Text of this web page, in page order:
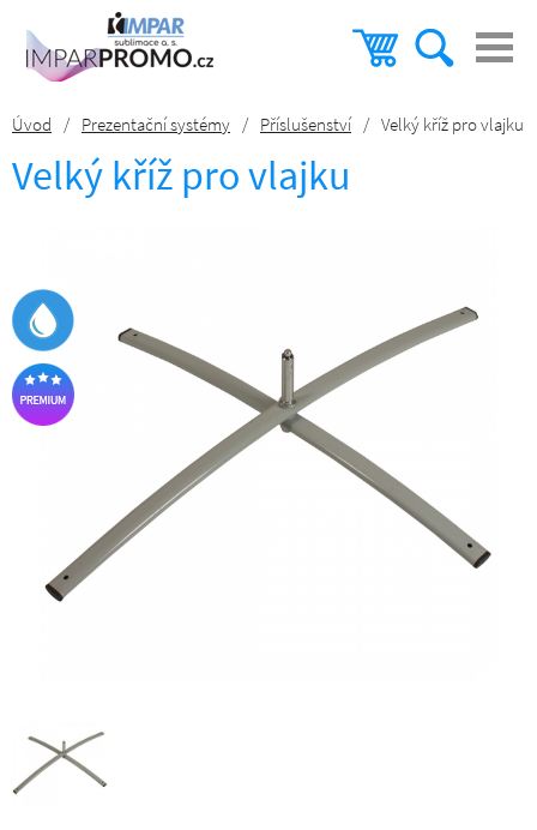
Úvod / Prezentační systémy / Příslušenství / Velký kříž pro vlajku
Velký kříž pro vlajku